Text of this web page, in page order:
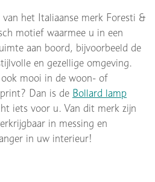
van het Italiaanse merk Foresti &
motief waarmee u in een
aan boord, bijvoorbeeld de
en gezellige omgeving.
mooi in de woon- of
Dan is de Bollard lamp
iets voor u. Van dit merk zijn
in messing en
in uw interieur!